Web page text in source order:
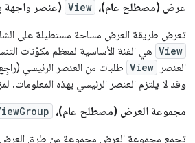
عرض (مصطلح عام)، View (عنصر واجهة
تعرض طريقة العرض مساحة مستطيلة على
View هي الفئة الأساسية لمعظم مكوّنات
العنصر
View طلبات من العنصر الرئيسي
وقد لا يلتزم العنصر الرئيسي بهذه المعلومات.
مجموعة العرض (مصطلح عام)،
تجمع مجموعة العرض مجموعة من طرق العرض